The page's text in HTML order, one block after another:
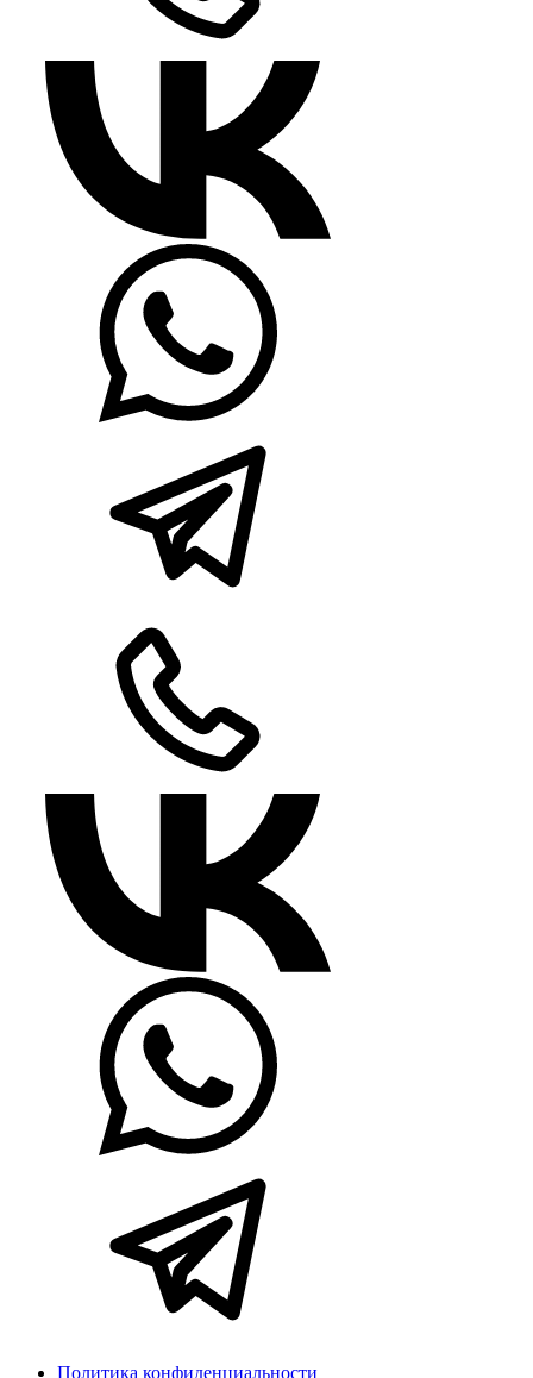
Политика конфиденциальности